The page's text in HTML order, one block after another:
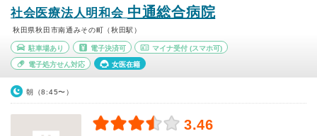
社会医療法人明和会 中通総合病院
秋田県秋田市南通みその町（秋田駅）
駐車場あり 電子決済可 マイナ受付 (スマホ可)
電子処方せん対応 女医在籍
朝（8:45〜）
3.46